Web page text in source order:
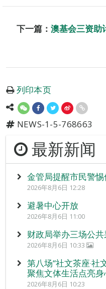
下一篇： 澳基会三资助
列印本页
NEWS-1-5-768663
最新新闻
金管局提醒市民警
2026年8月6日 12:28
避暑中心开放
2026年8月6日 11:00
财政局举办三场公
2026年8月6日 10:33
第八场“社文茶座‧
聚焦文体生活点亮
2026年8月6日 10:23